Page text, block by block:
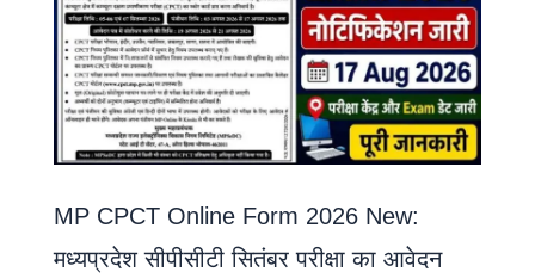
MP CPCT Online Form 2026 New:
मध्यप्रदेश सीपीसीटी सितंबर परीक्षा का आवेदन